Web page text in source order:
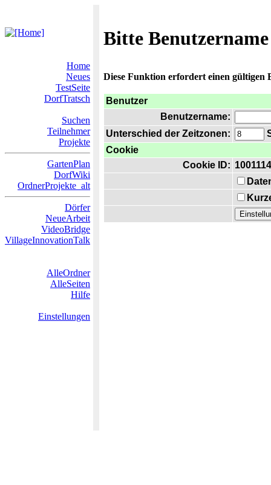
Bitte
Home
Neues
TestSeite
DorfTratsch
Suchen
Teilnehmer
Projekte
GartenPlan
DorfWiki
OrdnerProjekte_alt
Dörfer
NeueArbeit
VideoBridge
VillageInnovationTalk
AlleOrdner
AlleSeiten
Hilfe
Einstellungen
Diese Funktion erfordert einen gültigen
Benutzer
Benutzername:
Unterschied der Zeitzonen:
Cookie
Cookie ID: 1001114